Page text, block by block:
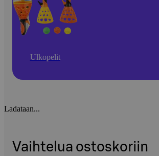
Ulkopelit
Ladataan...
Vaihtelua ostoskoriin